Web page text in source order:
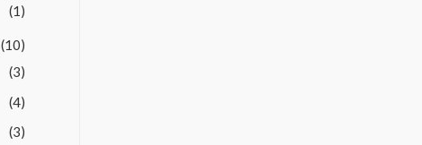
(1)
(10)
(3)
(4)
(3)